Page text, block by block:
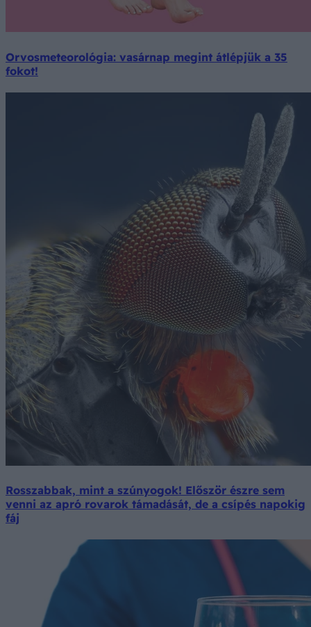
Orvosmeteorológia: vasárnap megint átlépjük a 35
fokot!
Rosszabbak, mint a szúnyogok! Először észre sem
venni az apró rovarok támadását, de a csípés napokig
fáj